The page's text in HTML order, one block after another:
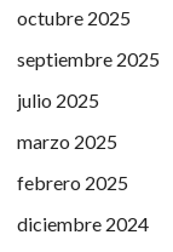
octubre 2025
septiembre 2025
julio 2025
marzo 2025
febrero 2025
diciembre 2024